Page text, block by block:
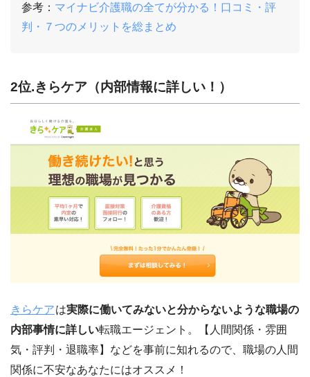
参考： マイナビ介護職の全てが分かる！口コミ・評
判・７つのメリットを総まとめ
2位.きらケア（内部情報に詳しい！）
きらケアは実際に働いてみないと分からないような職場の
内部事情に詳しい転職エージェント。【人間関係・雰囲
気・評判・退職率】などを事前に知れるので、職場の人間
関係に不安なあなたにはオススメ！